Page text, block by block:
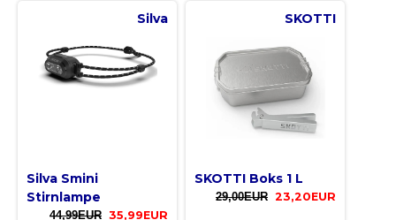
Silva
Silva Smini
Stirnlampe
44,99EUR 35,99EUR
SKOTTI
SKOTTI Boks 1 L
29,00EUR 23,20EUR